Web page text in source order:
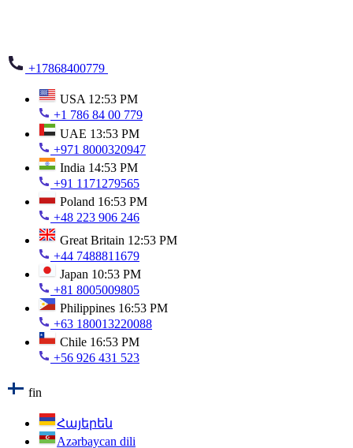
+17868400779
USA 12:53 PM
+1 786 84 00 779
UAE 13:53 PM
+971 8000320947
India 14:53 PM
+91 1171279565
Poland 16:53 PM
+48 223 906 246
Great Britain 12:53 PM
+44 7488811679
Japan 10:53 PM
+81 8005009805
Philippines 16:53 PM
+63 180013220088
Chile 16:53 PM
+56 926 431 523
fin
Հայերեն
Azərbaycan dili